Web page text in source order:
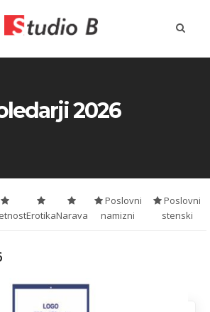
2026
ErotikaNarava
Poslovni
namizni
Poslovni
stenski